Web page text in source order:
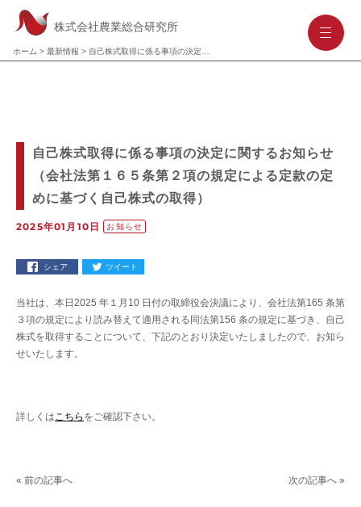
株式会社農業総合研究所
ホーム > 最新情報 >
--
自己株式取得に係る事項の決定に関するお知らせ
（会社法第１６５条第２項の規定による定款の定
めに基づく自己株式の取得）
2025年01月10日 お知らせ
シェア ツイート
当社は、本日2025 年１月10 日付の取締役会決議により、会社法第165 条第
３項の規定により読み替えて適用される同法第156 条の規定に基づき、自己
株式を取得することについて、下記のとおり決定いたしましたので、お知ら
せいたします。
詳しくはこちら をご確認下さい。
次の記事へ »
« 前の記事へ